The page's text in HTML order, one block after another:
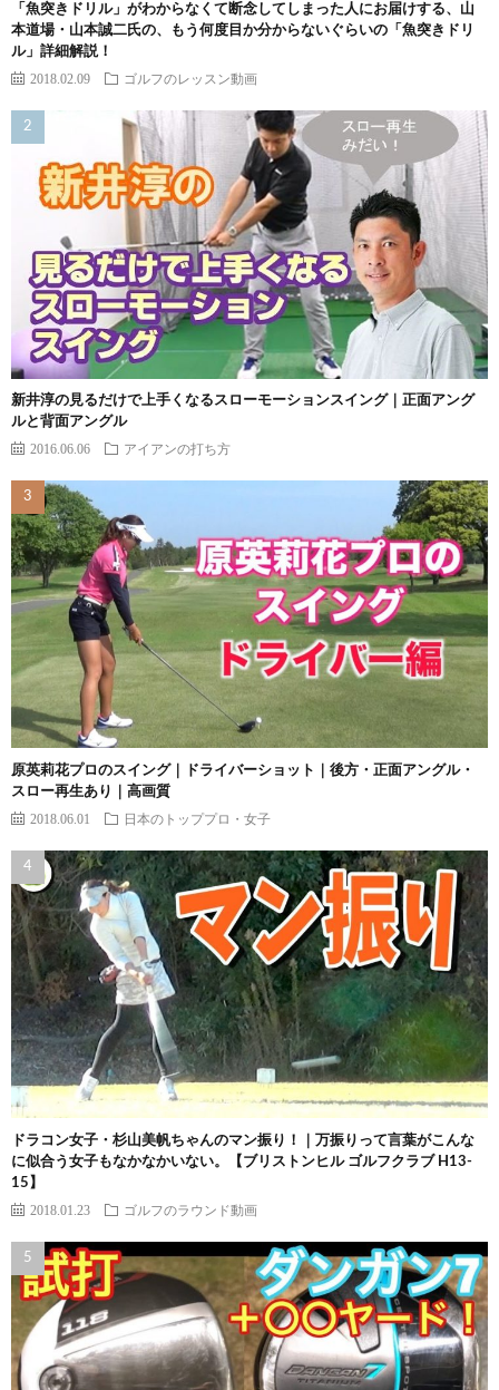
「魚突きドリル」がわからなくて断念してしまった人にお届けする、山
本道場・山本誠二氏の、もう何度目か分からないぐらいの「魚突きドリ
ル」詳細解説！
2018.02.09 ゴルフのレッスン動画
新井淳の見るだけで上手くなるスローモーションスイング｜正面アング
ルと背面アングル
2016.06.06 アイアンの打ち方
原英莉花プロのスイング｜ドライバーショット｜後方・正面アングル・
スロー再生あり｜高画質
2018.06.01 日本のトッププロ・女子
ドラコン女子・杉山美帆ちゃんのマン振り！｜万振りって言葉がこんな
に似合う女子もなかなかいない。【ブリストンヒル ゴルフクラブ H13-
15】
2018.01.23 ゴルフのラウンド動画